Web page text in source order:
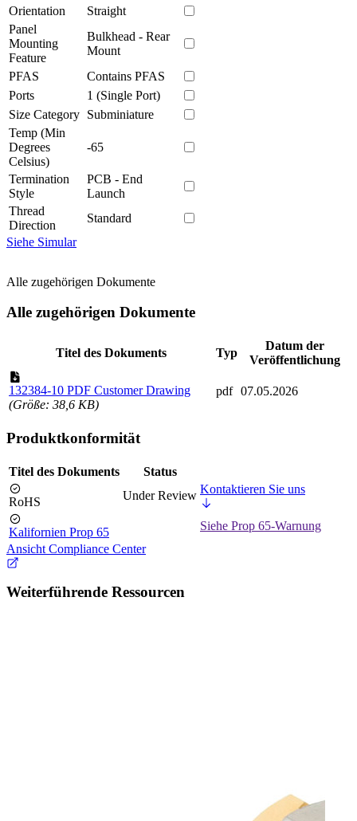
Orientation
Straight
Panel
Mounting
Feature
Bulkhead - Rear
Mount
PFAS
Contains PFAS
Ports
1 (Single Port)
Size Category Subminiature
Temp (Min
Degrees
Celsius)
-65
Termination
Style
PCB - End
Launch
Thread
Direction
Standard
Siehe Simular
Alle zugehörigen Dokumente
Alle zugehörigen Dokumente
Titel des Dokuments Typ
Datum der
Veröffentlichung
132384-10 PDF Customer Drawing
(Größe: 38,6 KB)
pdf 07.05.2026
Produktkonformität
Titel des Dokuments Status
RoHS Under Review Kontaktieren Sie uns
Kalifornien Prop 65
Siehe Prop 65-Warnung
Ansicht Compliance Center
Weiterführende Ressourcen